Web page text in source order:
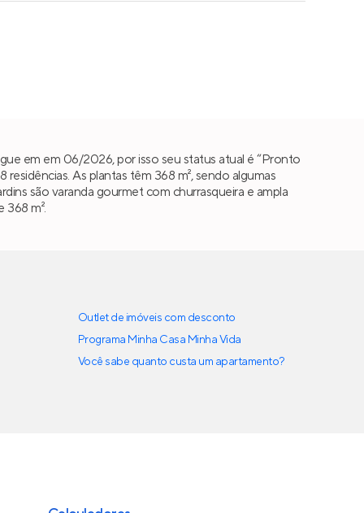
em em 06/2026, por isso seu status atual é “Pronto
As plantas têm 368 m², sendo algumas
são varanda gourmet com churrasqueira e ampla
m².
Outlet de imóveis com desconto
Programa Minha Casa Minha Vida
Você sabe quanto custa um apartamento?